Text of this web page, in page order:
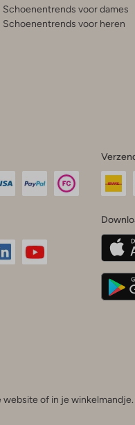
Schoenentrends voor dames
Schoenentrends voor heren
of in je winkelmandje.